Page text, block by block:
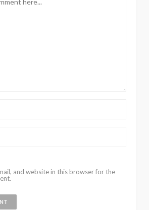
and website in this browser for the